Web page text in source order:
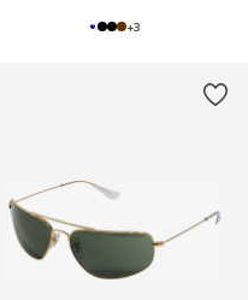
+3